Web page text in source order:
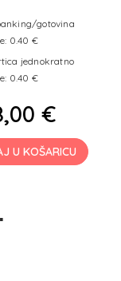
gotovina
0.40 €
jednokratno
0.40 €
€
U KOŠARICU